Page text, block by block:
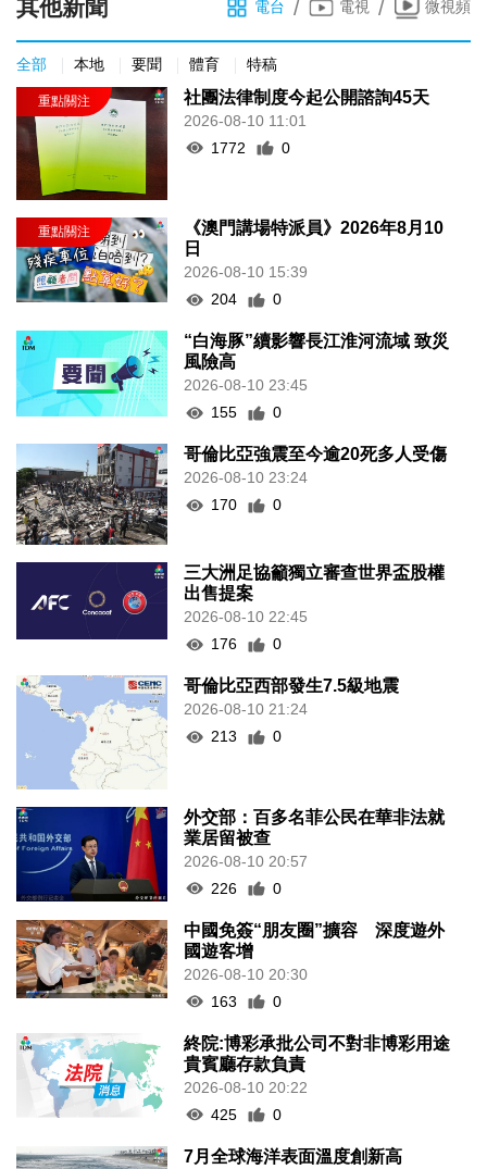
其他新聞 電台 / 電視 / 微視頻
全部 本地 要聞 體育 特稿
社團法律制度今起公開諮詢45天
2026-08-10 11:01
1772
0
《澳門講場特派員》2026年8月10
日
2026-08-10 15:39
204
0
“白海豚”續影響長江淮河流域 致災
風險高
2026-08-10 23:45
155
0
哥倫比亞強震至今逾20死多人受傷
2026-08-10 23:24
170
0
三大洲足協籲獨立審查世界盃股權
出售提案
2026-08-10 22:45
176
0
哥倫比亞西部發生7.5級地震
2026-08-10 21:24
213
0
外交部：百多名菲公民在華非法就
業居留被查
2026-08-10 20:57
226
0
中國免簽“朋友圈”擴容 深度遊外
國遊客增
2026-08-10 20:30
163
0
終院:博彩承批公司不對非博彩用途
貴賓廳存款負責
2026-08-10 20:22
425
0
7月全球海洋表面溫度創新高